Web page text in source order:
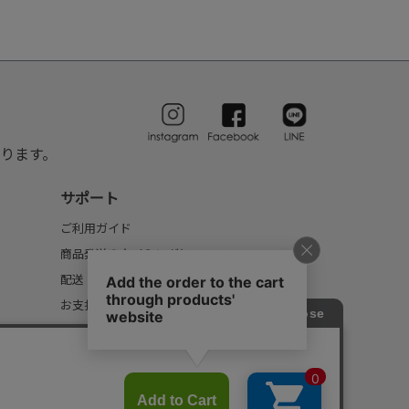
ます。
サポート
ご利用ガイド
商品発送のタイミングについて
配送・送料について
お支払いについて
返品・交換について